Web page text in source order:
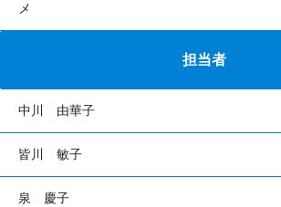
メ
担当者
中川 由華子
皆川 敏子
泉 慶子